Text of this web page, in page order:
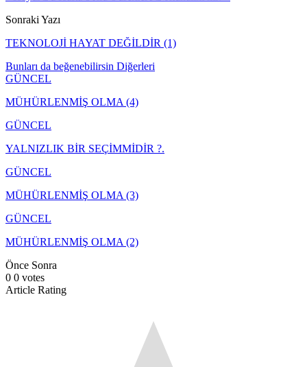
Sonraki Yazı
TEKNOLOJİ HAYAT DEĞİLDİR (1)
Bunları da beğenebilirsin Diğerleri
GÜNCEL
MÜHÜRLENMİŞ OLMA (4)
GÜNCEL
YALNIZLIK BİR SEÇİMMİDİR ?.
GÜNCEL
MÜHÜRLENMİŞ OLMA (3)
GÜNCEL
MÜHÜRLENMİŞ OLMA (2)
Önce Sonra
0 0 votes
Article Rating